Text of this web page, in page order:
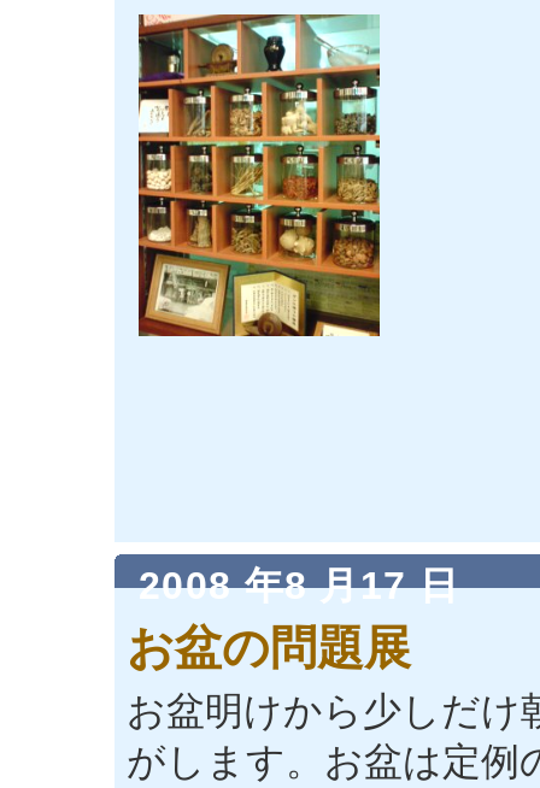
2008 年8 月17 日
お盆の問題展
お盆明けから少しだけ
がします。お盆は定例